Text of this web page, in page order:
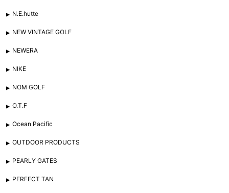
N.E.hutte
NEW VINTAGE GOLF
NEWERA
NIKE
NOM GOLF
O.T.F
Ocean Pacific
OUTDOOR PRODUCTS
PEARLY GATES
PERFECT TAN